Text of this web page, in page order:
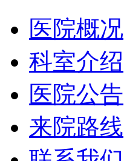
医院概况
科室介绍
医院公告
来院路线